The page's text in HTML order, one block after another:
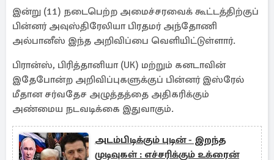
இன்று (11) நடைபெற்ற அமைச்சரவைக் கூட்டத்திற்குப்
பின்னர் அவுஸ்திரேலியா பிரதமர் அந்தோணி
அல்பானீஸ் இந்த அறிவிப்பை வெளியிட்டுள்ளார்.
பிரான்ஸ், பிரித்தானியா (UK) மற்றும் கனடாவின்
இதேபோன்ற அறிவிப்புகளுக்குப் பின்னர் இஸ்ரேல்
மீதான சர்வதேச அழுத்தத்தை அதிகரிக்கும்
அண்மைய நடவடிக்கை இதுவாகும்.
அடம்பிடிக்கும் புடின் - இறந்த
முடிவுகள் : எச்சரிக்கும் உக்ரைன்